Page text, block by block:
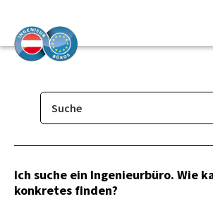
DAS INGENIEURBÜRO
Suche
Mitglieder­verzeichnis
Suche
Eintragen/Ändern
Ich suche ein Ingenieurbüro. Wie
konkretes finden?